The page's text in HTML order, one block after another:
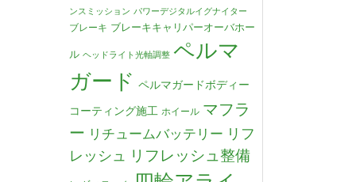
ンスミッション パワーデジタルイグナイター
ブレーキ ブレーキキャリパーオーバホー
ル ヘッドライト光軸調整 ペルマ
ガード ペルマガードボディー
コーティング施工 ホイール マフラ
ー リチュームバッテリー リフ
レッシュ
リフレッシュ整備